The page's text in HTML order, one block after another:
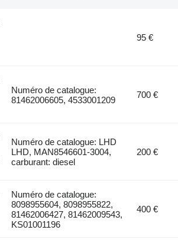
95 €
Numéro de catalogue:
81462006605, 4533001209
700 €
Numéro de catalogue: LHD
LHD, MAN8546601-3004,
carburant: diesel
200 €
Numéro de catalogue:
8098955604, 8098955822,
81462006427, 81462009543,
KS01001196
400 €